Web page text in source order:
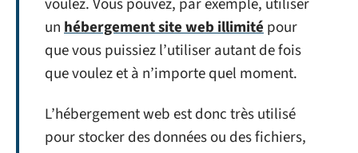
unhébergement site web illimitépour
que vous puissiez l’utiliser autant de fois
que voulez et à n’importe quel moment.
L’hébergement web est donc très utilisé
pour stocker des données ou des fichiers,